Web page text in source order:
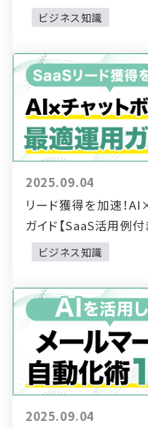
ビジネス知識
2025.09.04
リード獲得を加速！
ガイド【SaaS活用例付
ビジネス知識
2025.09.04